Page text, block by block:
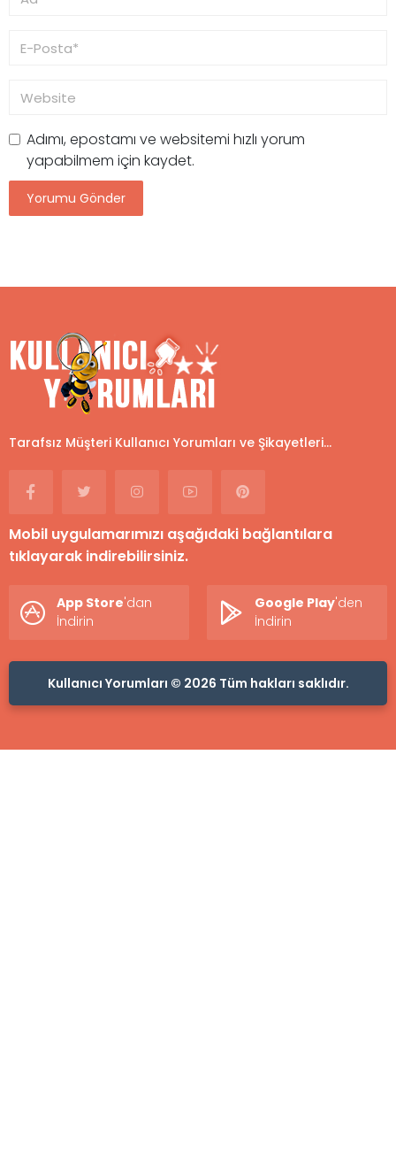
Adımı, epostamı ve websitemi hızlı yorum
yapabilmem için kaydet.
Tarafsız Müşteri Kullanıcı Yorumları ve Şikayetleri...
Mobil uygulamarımızı aşağıdaki bağlantılara
tıklayarak indirebilirsiniz.
App Store'dan
İndirin
Google Play'den
İndirin
Kullanıcı Yorumları © 2026 Tüm hakları saklıdır.